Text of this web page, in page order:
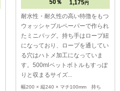
50％ 1,175円
耐水性・耐久性の高い特徴をもつ
ウォッシャブルペーパーで作られ
たミニバッグ。持ち手はロープ紐
になっており、ロープを通してい
る穴はハトメ加工になっていま
す。500mlペットボトルもすっぽ
りと収まるサイズ...
幅200 × 縦240 × マチ100mm 持ち